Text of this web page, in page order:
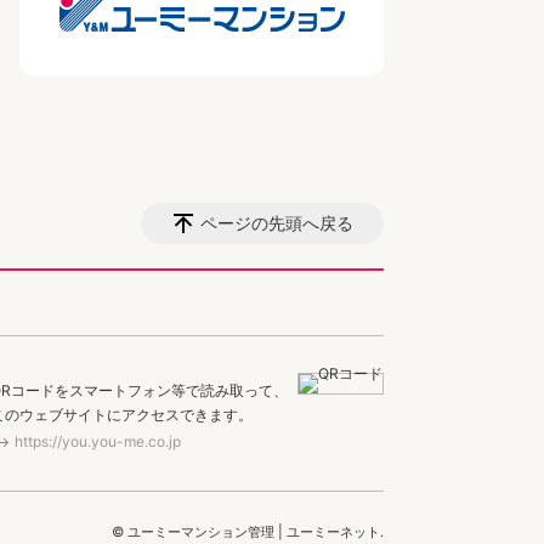
ページの先頭へ戻る
コードをスマートフォン等で読み取って、
のウェブサイトにアクセスできます。
https://you.you-me.co.jp
© ユーミーマンション管理 | ユーミーネット.